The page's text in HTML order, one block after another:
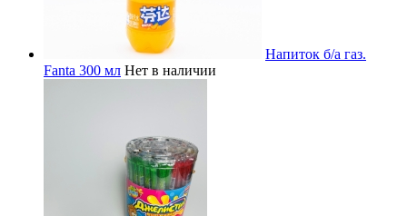
Напиток б/а газ.
Fanta 300 мл Нет в наличии